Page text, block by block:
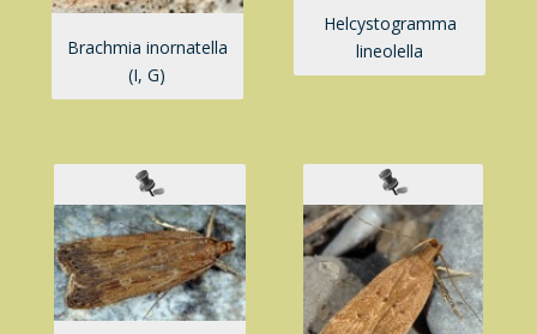
Brachmia inornatella
(I, G)
Helcystogramma
lineolella